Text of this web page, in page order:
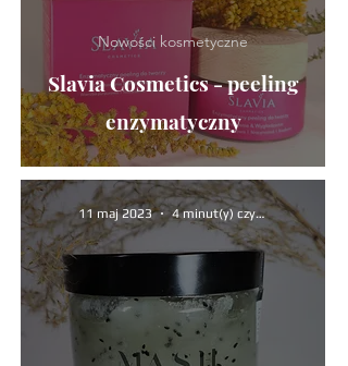
Slavia Cosmetics - peeling
enzymatyczny
Nowości kosmetyczne
11 maj 2023 4 minut(y) czytania